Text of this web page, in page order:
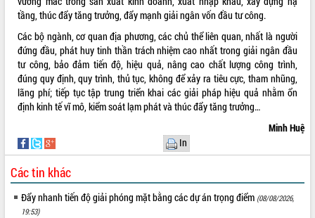
công tác cải cách thủ tục hành chính
tại Trung tâm Phục vụ hành chính
công tỉnh
Đắk Lắk: Tôn vinh 46 giải pháp tại Hội
thi Sáng tạo Kỹ thuật 2024 - 2025
Đắk Lắk rà soát, điều chỉnh Đề án 190
về phát triển nuôi trồng thủy sản
Phó Chủ tịch UBND tỉnh Đắk Lắk
Dự án cao tốc Khánh Hòa - Buôn Ma
Thuột
Định vị cà phê Việt Nam như một “di
sản sống” trong dòng chảy toàn cầu
Xây dựng nông thôn mới: Nâng cao đời
tầng, thúc đẩy tăng trưởng, đẩy mạnh giải ngân vốn đầu tư công.
Các bộ ngành, cơ quan địa phương, các chủ thể liên quan, nhất là người
đứng đầu, phát huy tinh thần trách nhiệm cao nhất trong giải ngân đầu
tư công, bảo đảm tiến độ, hiệu quả, nâng cao chất lượng công trình,
đúng quy định, quy trình, thủ tục, không để xảy ra tiêu cực, tham nhũng,
lãng phí; tiếp tục tập trung triển khai các giải pháp hiệu quả nhằm ổn
định kinh tế vĩ mô, kiểm soát lạm phát và thúc đẩy tăng trưởng…
Minh Huệ
In
Các tin khác
Đẩy nhanh tiến độ giải phóng mặt bằng các dự án trọng điểm (08/08/2026,
19:53)